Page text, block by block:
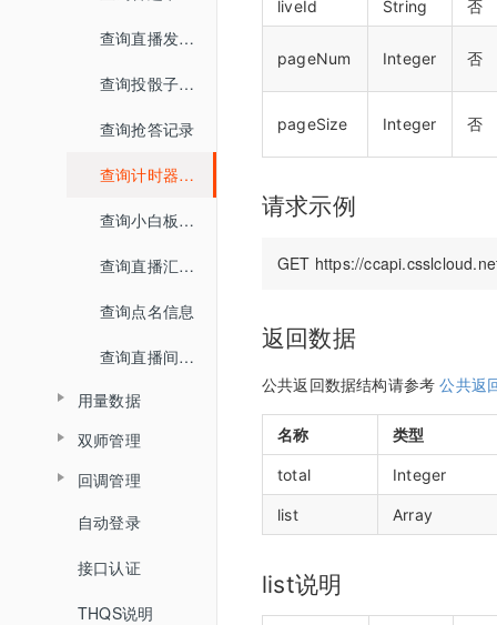
踢出人员
查询文档预览地址
H5课件批量上传
批量上传在线文档
查询直播发奖信息
查询投骰子记录
查询抢答记录
查询计时器记录
查询小白板提交记录
查询直播汇总信息
查询点名信息
查询直播间用户进出记录
用量数据
查询用量信息
双师管理
创建直播间
更新直播间
回调管理
开始结束直播
登录退出
视频转码
自动登录
接口认证
THQS说明
liveId String 否
pageNum Integer 否
pageSize Integer 否
请求示例
返回数据
公共返回数据结构请参考公共返
名称 类型
total Integer
list Array
list说明